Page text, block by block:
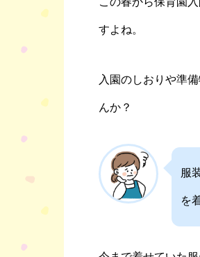
すよね。
入園のしおりや準
んか？
服
を